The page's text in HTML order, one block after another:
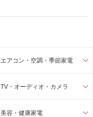
エアコン・空調・季節家電
TV・オーディオ・カメラ
美容・健康家電